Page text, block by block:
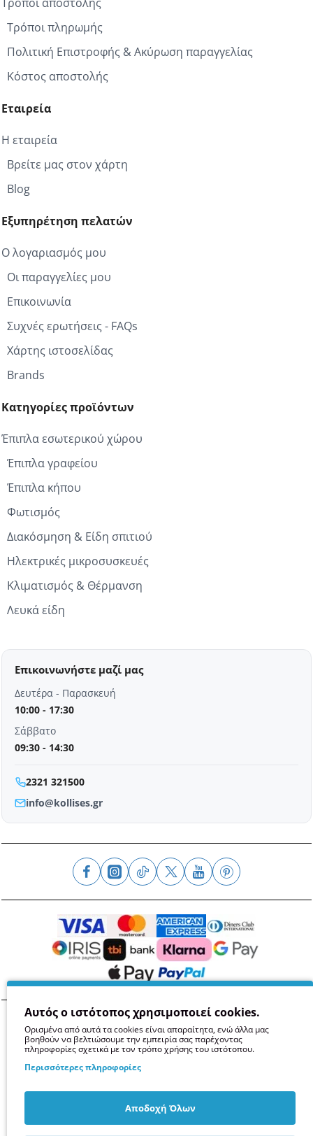
Τρόποι πληρωμής
Πολιτική Επιστροφής & Ακύρωση παραγγελίας
Κόστος αποστολής
Εταιρεία
Η εταιρεία
Βρείτε μας στον χάρτη
Blog
Εξυπηρέτηση πελατών
Ο λογαριασμός μου
Οι παραγγελίες μου
Επικοινωνία
Συχνές ερωτήσεις - FAQs
Χάρτης ιστοσελίδας
Brands
Κατηγορίες προϊόντων
Έπιπλα εσωτερικού χώρου
Έπιπλα γραφείου
Έπιπλα κήπου
Φωτισμός
Διακόσμηση & Είδη σπιτιού
Ηλεκτρικές μικροσυσκευές
Κλιματισμός & Θέρμανση
Λευκά είδη
Επικοινωνήστε μαζί μας
Δευτέρα - Παρασκευή
10:00 - 17:30
Σάββατο
09:30 - 14:30
2321 321500
info@kollises.gr
ΌροιΑπόρρητοΑσφάλειαGDPR Cookies
Αυτός ο ιστότοπος χρησιμοποιεί cookies.
Ορισμένα από αυτά τα cookies είναι απαραίτητα, ενώ άλλα μας
βοηθούν να βελτιώσουμε την εμπειρία σας παρέχοντας
πληροφορίες σχετικά με τον τρόπο χρήσης του ιστότοπου.
Περισσότερες πληροφορίες
Αποδοχή Όλων